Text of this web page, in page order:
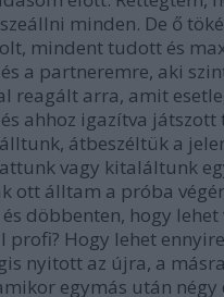
minden. De ő
mindent tudott és
a partneremre, aki
reagált arra, amit
ahhoz igazítva játszott
átbeszéltük a
vagy kitaláltunk
ott álltam a próba
és döbbenten, hogy
profi? Hogy lehet
nyitott az újra, a
egymás után